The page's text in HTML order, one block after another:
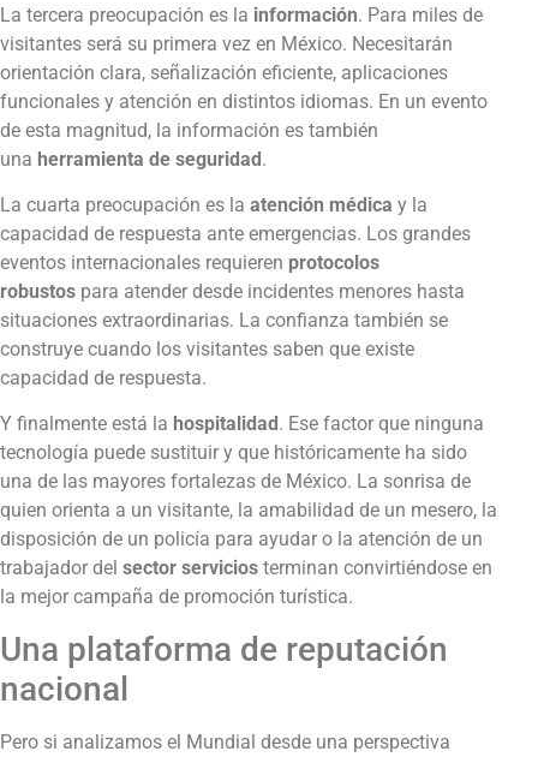
La tercera preocupación es la información. Para miles de
visitantes será su primera vez en México. Necesitarán
orientación clara, señalización eficiente, aplicaciones
funcionales y atención en distintos idiomas. En un evento
de esta magnitud, la información es también
una herramienta de seguridad.
La cuarta preocupación es la atención médica y la
capacidad de respuesta ante emergencias. Los grandes
eventos internacionales requieren protocolos
robustos para atender desde incidentes menores hasta
situaciones extraordinarias. La confianza también se
construye cuando los visitantes saben que existe
capacidad de respuesta.
Y finalmente está la hospitalidad . Ese factor que ninguna
tecnología puede sustituir y que históricamente ha sido
una de las mayores fortalezas de México. La sonrisa de
quien orienta a un visitante, la amabilidad de un mesero, la
disposición de un policía para ayudar o la atención de un
trabajador del sector servicios terminan convirtiéndose en
la mejor campaña de promoción turística.
Una plataforma de reputación
nacional
Pero si analizamos el Mundial desde una perspectiva